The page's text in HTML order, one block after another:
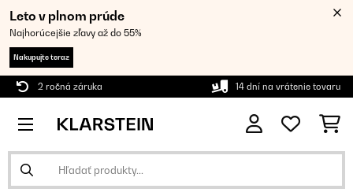
Leto v plnom prúde
Najhorúcejšie zľavy až do 55%
Nakupujte teraz
2 ročná záruka 14 dní na vrátenie tovaru